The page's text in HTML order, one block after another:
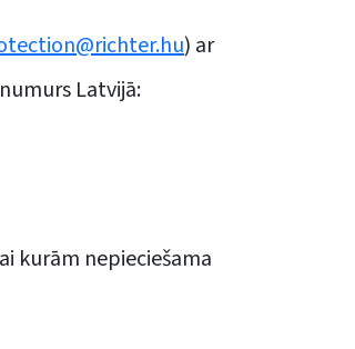
) ar
Latvijā:
kurām nepieciešama